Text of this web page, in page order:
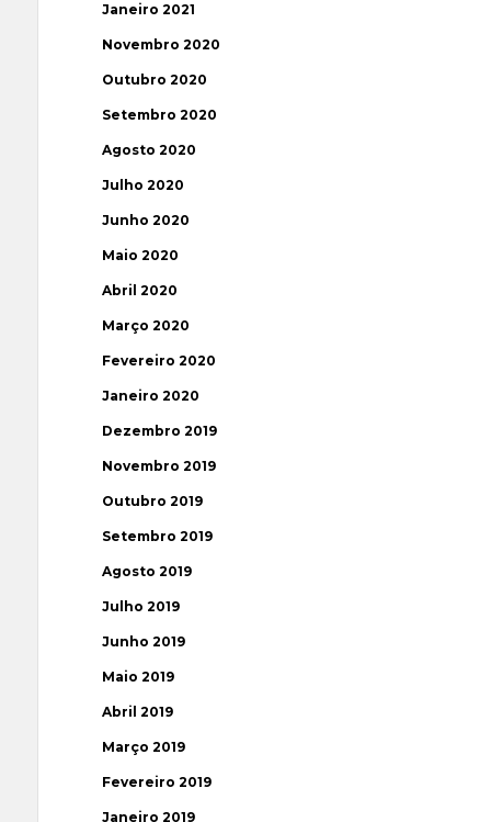
Janeiro 2021
Novembro 2020
Outubro 2020
Setembro 2020
Agosto 2020
Julho 2020
Junho 2020
Maio 2020
Abril 2020
Março 2020
Fevereiro 2020
Janeiro 2020
Dezembro 2019
Novembro 2019
Outubro 2019
Setembro 2019
Agosto 2019
Julho 2019
Junho 2019
Maio 2019
Abril 2019
Março 2019
Fevereiro 2019
Janeiro 2019